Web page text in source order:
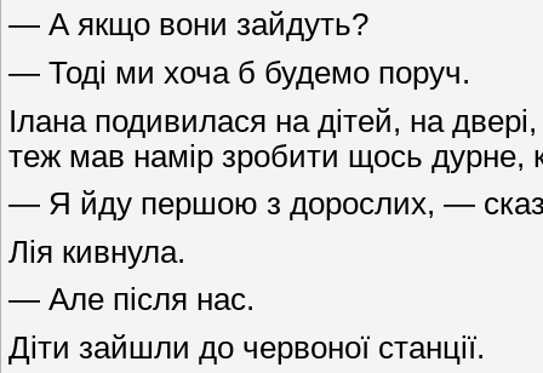
— А якщо вони зайдуть?
— Тоді ми хоча б будемо поруч.
Ілана подивилася на дітей, на
теж мав намір зробити щось дурне,
— Я йду першою з дорослих, —
Лія кивнула.
— Але після нас.
Діти зайшли до червоної станції.